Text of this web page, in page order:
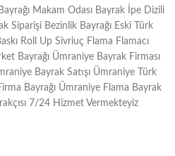
Makam Odası Bayrak İpe Dizili
Siparişi Bezinlik Bayrağı Eski Türk
Roll Up Sivriuç Flama Flamacı
Bayrağı Ümraniye Bayrak Firması
Bayrak Satışı Ümraniye Türk
Bayrağı Ümraniye Flama Bayrak
7/24 Hizmet Vermekteyiz